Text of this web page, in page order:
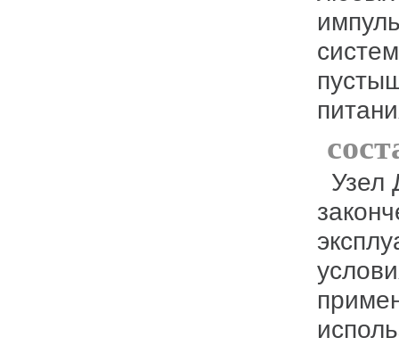
Узел Доступа NSBox представляет собой